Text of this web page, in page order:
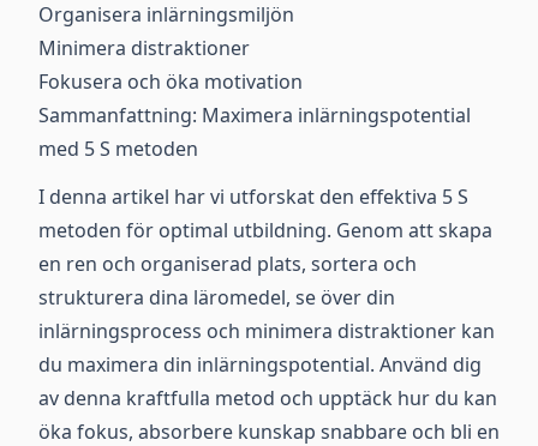
Organisera inlärningsmiljön
Minimera distraktioner
Fokusera och öka motivation
Sammanfattning: Maximera inlärningspotential
med 5 S metoden
I denna artikel har vi utforskat den effektiva 5 S
metoden för optimal utbildning. Genom att skapa
en ren och organiserad plats, sortera och
strukturera dina läromedel, se över din
inlärningsprocess och minimera distraktioner kan
du maximera din inlärningspotential. Använd dig
av denna kraftfulla metod och upptäck hur du kan
öka fokus, absorbere kunskap snabbare och bli en